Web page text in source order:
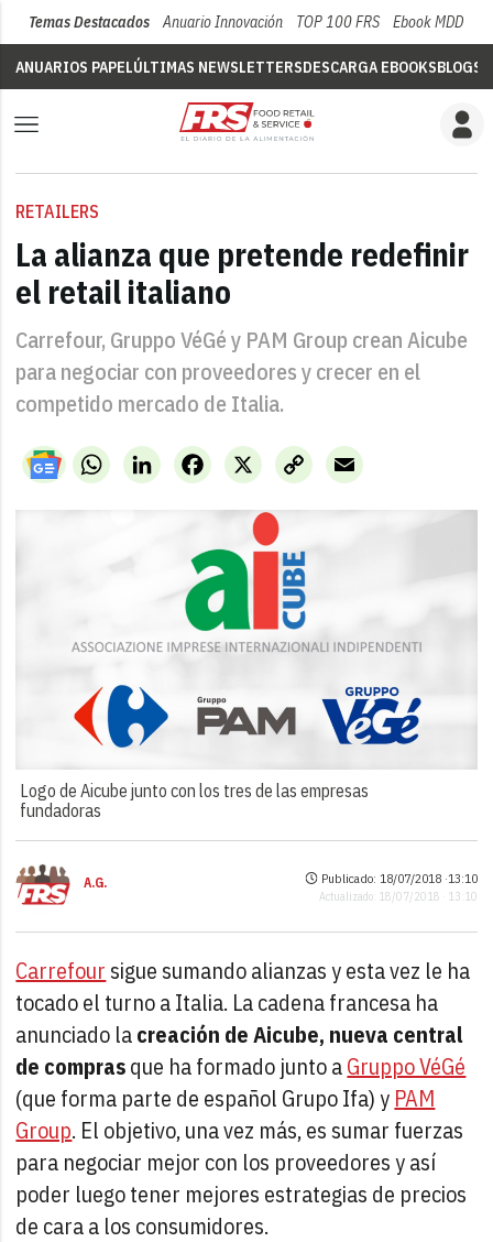
Temas Destacados Anuario Innovación TOP 100 FRS Ebook MDD
ANUARIOS PAPELÚLTIMAS NEWSLETTERSDESCARGA EBOOKSBLOGS
RETAILERS
La alianza que pretende redefinir
el retail italiano
Carrefour, Gruppo VéGé y PAM Group crean Aicube
para negociar con proveedores y crecer en el
competido mercado de Italia.
WhatsAppLinkedIn X
Facebook
Copy
Link
Email
Logo de Aicube junto con los tres de las empresas
fundadoras
A.G. Publicado: 18/07/2018 ·13:10
Actualizado: 18/07/2018 · 13:10
Carrefour sigue sumando alianzas y esta vez le ha
tocado el turno a Italia. La cadena francesa ha
anunciado lacreación de Aicube, nueva central
de comprasque ha formado junto aGruppo VéGé
(que forma parte de español Grupo Ifa) y PAM
Group. El objetivo, una vez más, es sumar fuerzas
para negociar mejor con los proveedores y así
poder luego tener mejores estrategias de precios
de cara a los consumidores.